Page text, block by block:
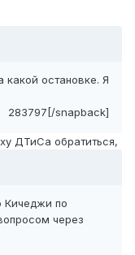
остановке. Я
283797[/snapback]
ДТиСа обратиться,
Кичеджи по
через